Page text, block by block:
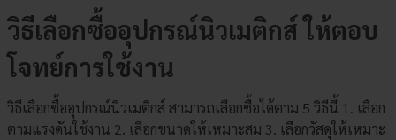
วิธีเลือกซื้ออุปกรณ์นิวเมติกส์ ให้ตอบ
โจทย์การใช้งาน
วิธีเลือกซื้ออุปกรณ์นิวเมติกส์ สามารถเลือกซื้อได้ตาม 5 วิธีนี้ 1. เลือก
ตามแรงดันใช้งาน 2. เลือกขนาดให้เหมาะสม 3. เลือกวัสดุให้เหมาะ